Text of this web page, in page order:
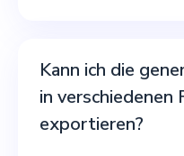
Kann ich die
in verschiedenen
exportieren?